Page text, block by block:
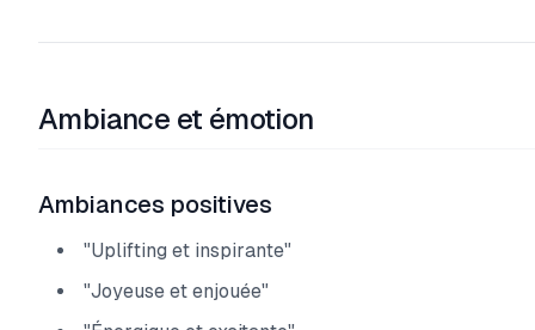
Ambiance et émotion
Ambiances positives
"Uplifting et inspirante"
"Joyeuse et enjouée"